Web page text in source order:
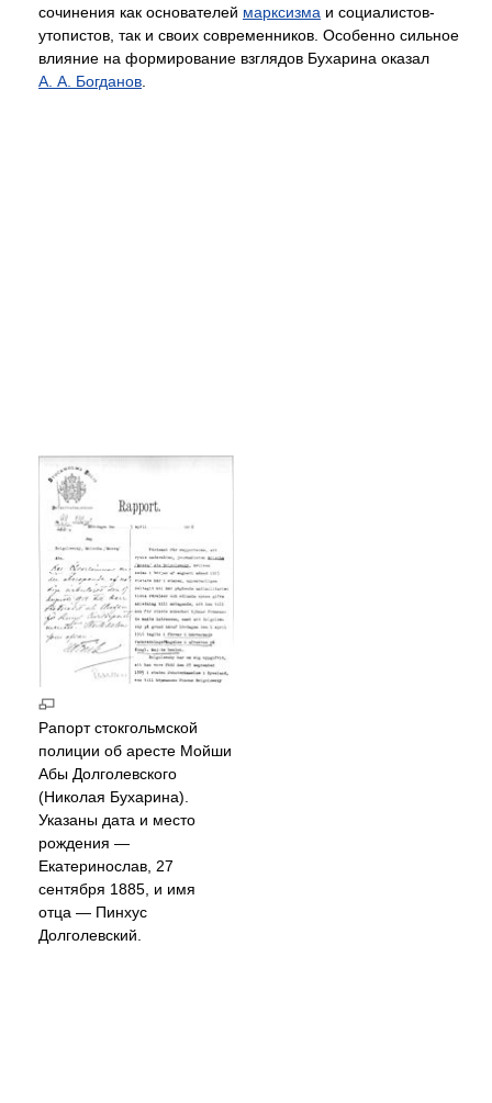
сочинения как основателей марксизма и социалистов-
утопистов, так и своих современников. Особенно сильное
влияние на формирование взглядов Бухарина оказал
А. А. Богданов
Рапорт стокгольмской
полиции об аресте Мойши
Абы Долголевского
(Николая Бухарина).
Указаны дата и место
рождения —
Екатеринослав, 27
сентября 1885, и имя
отца — Пинхус
Долголевский.